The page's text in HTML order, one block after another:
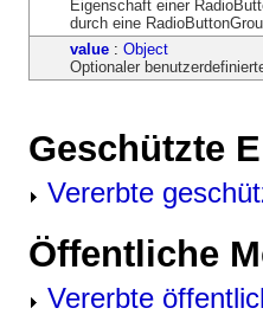
Eigenschaft einer
durch eine
value : Object
Optionaler
Geschützte
Vererbte
Öffentliche
Vererbte